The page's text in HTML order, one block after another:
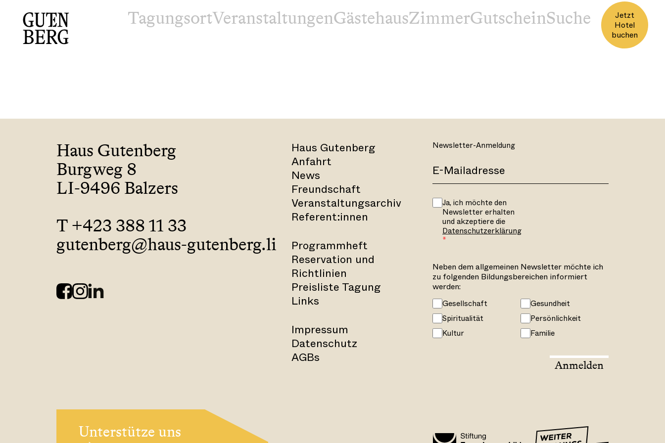
TagungsortVeranstaltungenGästehausZimmerGutschein
Jetzt
Hotel
buchen
Haus Gutenberg
Burgweg 8
LI-9496 Balzers
T +423 388 11 33
gutenberg@haus-gutenberg.li
Haus Gutenberg
Anfahrt
News
Freundschaft
Veranstaltungsarchiv
Referent:innen
Programmheft
Reservation und
Richtlinien
Preisliste Tagung
Links
Impressum
Datenschutz
AGBs
Newsletter-Anmeldung
Ja, ich möchte den
Newsletter erhalten
und akzeptiere die
Datenschutzerklärung
Neben dem allgemeinen Newsletter möchte ich
zu folgenden Bildungsbereichen informiert
werden:
Gesellschaft
Gesundheit
Spiritualität
Persönlichkeit
Kultur
Familie
Anmelden
Unterstütze uns